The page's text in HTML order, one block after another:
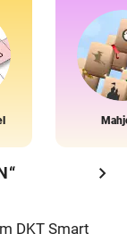
chevron_right